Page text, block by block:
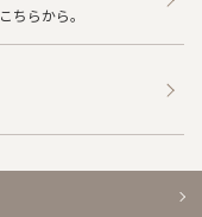
ちらから。